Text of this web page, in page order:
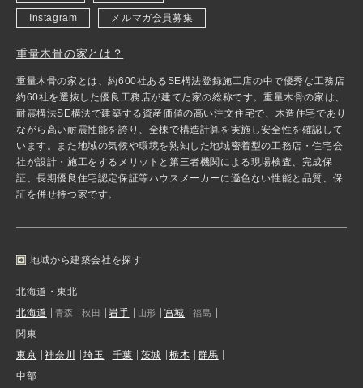
Instagram メルマガ会員募集
重量木骨の家とは？
重量木骨の家とは、約600社あるSE構法登録施工店の中で優秀な工務店
約60社を選抜した優良工務店が建てた家の総称です。重量木骨の家は、
耐震構法SE構法で建築する資産価値の高い注文住宅で、木造住宅であり
ながら高い耐震性能を誇り、全棟で構造計算を実施し安全性を確認して
います。また地域の気候や環境を熟知した地域密着型の工務店・住宅会
社が設計・施工をするメリットと第三者機関による現場検査、完成保
証、長期優良住宅認定保証等ハウスメーカーに遜色ない性能と品質、保
証を併せ持つ家です。
地域から建築会社を探す
北海道・東北
北海道
青森 秋田 岩手 山形 宮城 福島
関東
東京
神奈川 埼玉 千葉 茨城 栃木
群馬
中部